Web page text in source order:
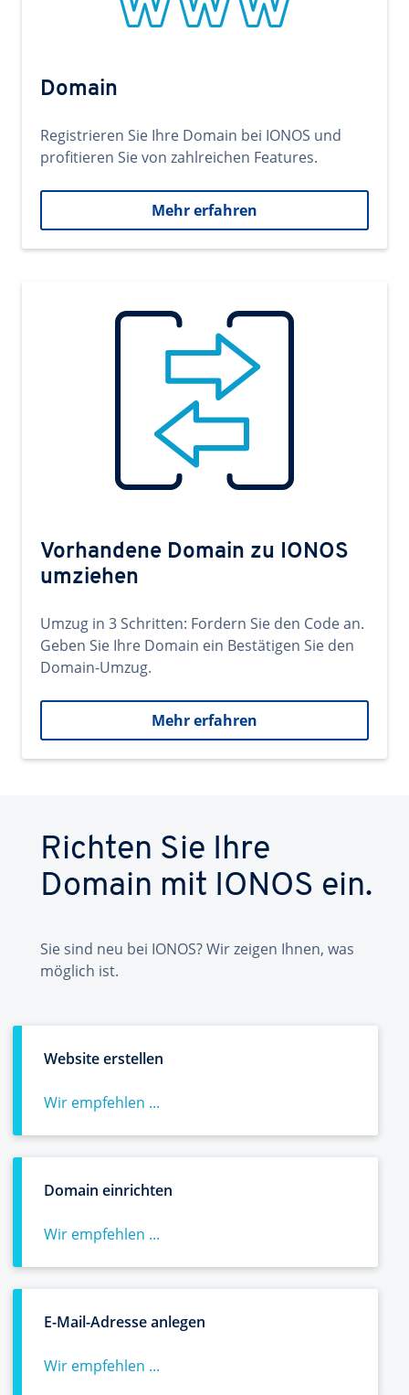
Domain
Registrieren Sie Ihre Domain bei IONOS und
profitieren Sie von zahlreichen Features.
Mehr erfahren
Vorhandene Domain zu IONOS
umziehen
Umzug in 3 Schritten: Fordern Sie den Code an.
Geben Sie Ihre Domain ein Bestätigen Sie den
Domain-Umzug.
Mehr erfahren
Richten Sie Ihre
Domain mit IONOS ein.
Sie sind neu bei IONOS? Wir zeigen Ihnen, was
möglich ist.
Website erstellen
Wir empfehlen ...
Domain einrichten
Wir empfehlen ...
E-Mail-Adresse anlegen
Wir empfehlen ...